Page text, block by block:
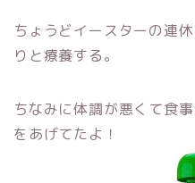
ちょうどイースターの連
りと療養する。
ちなみに体調が悪くて食
をあげてたよ！